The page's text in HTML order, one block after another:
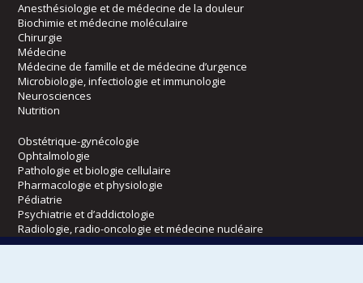
Anesthésiologie et de médecine de la douleur
Biochimie et médecine moléculaire
Chirurgie
Médecine
Médecine de famille et de médecine d’urgence
Microbiologie, infectiologie et immunologie
Neurosciences
Nutrition
Obstétrique-gynécologie
Ophtalmologie
Pathologie et biologie cellulaire
Pharmacologie et physiologie
Pédiatrie
Psychiatrie et d’addictologie
Radiologie, radio-oncologie et médecine nucléaire